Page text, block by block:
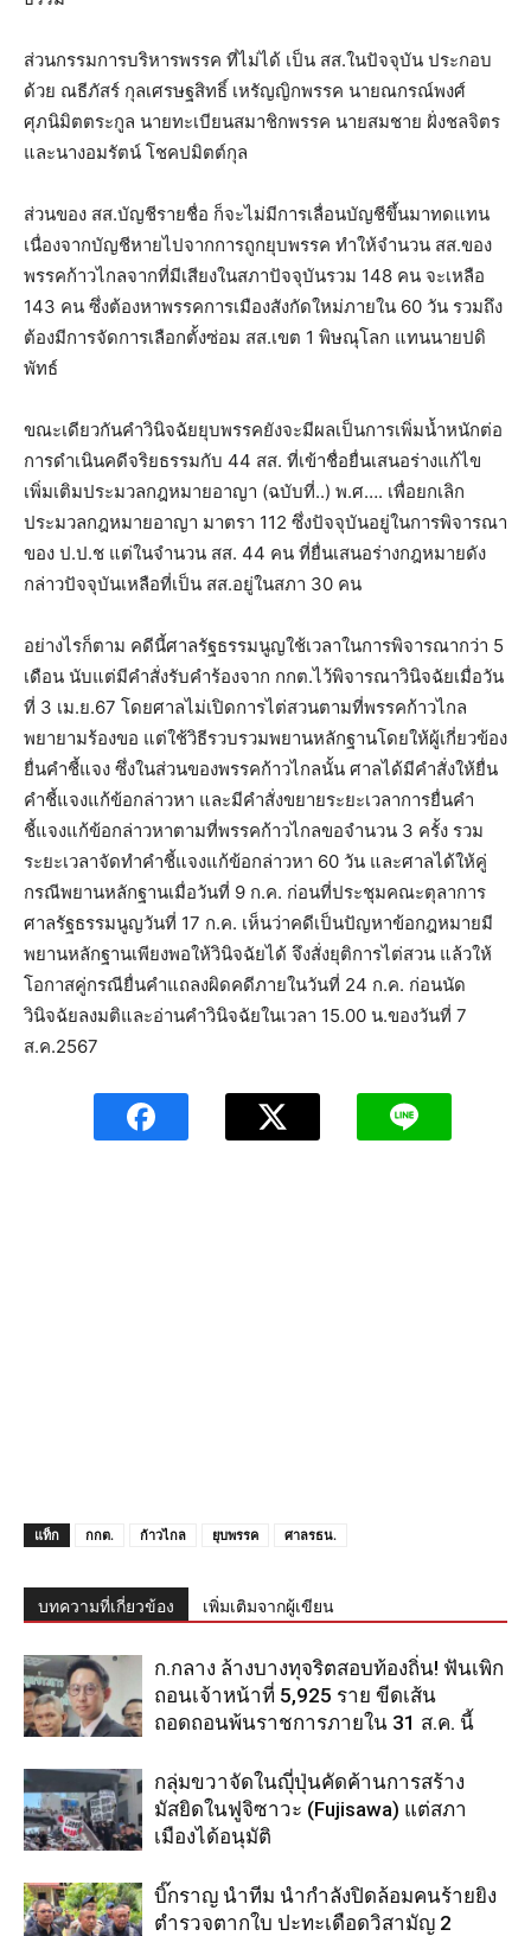
ส่วนกรรมการบริหารพรรค ที่ไม่ได้ เป็น สส.ในปัจจุบัน ประกอบ
ด้วย ณธีภัสร์ กุลเศรษฐสิทธิ์ เหรัญญิกพรรค นายณกรณ์พงศ์
ศุภนิมิตตระกูล นายทะเบียนสมาชิกพรรค นายสมชาย ฝั่งชลจิตร
และนางอมรัตน์ โชคปมิตต์กุล
ส่วนของ สส.บัญชีรายชื่อ ก็จะไม่มีการเลื่อนบัญชีขึ้นมาทดแทน
เนื่องจากบัญชีหายไปจากการถูกยุบพรรค ทำให้จำนวน สส.ของ
พรรคก้าวไกลจากที่มีเสียงในสภาปัจจุบันรวม 148 คน จะเหลือ
143 คน ซึ่งต้องหาพรรคการเมืองสังกัดใหม่ภายใน 60 วัน รวมถึง
ต้องมีการจัดการเลือกตั้งซ่อม สส.เขต 1 พิษณุโลก แทนนายปดิ
พัทธ์
ขณะเดียวกันคำวินิจฉัยยุบพรรคยังจะมีผลเป็นการเพิ่มน้ำหนักต่อ
การดำเนินคดีจริยธรรมกับ 44 สส. ที่เข้าชื่อยื่นเสนอร่างแก้ไข
เพิ่มเติมประมวลกฎหมายอาญา (ฉบับที่..) พ.ศ…. เพื่อยกเลิก
ประมวลกฎหมายอาญา มาตรา 112 ซึ่งปัจจุบันอยู่ในการพิจารณา
ของ ป.ป.ช แต่ในจำนวน สส. 44 คน ที่ยื่นเสนอร่างกฎหมายดัง
กล่าวปัจจุบันเหลือที่เป็น สส.อยู่ในสภา 30 คน
อย่างไรก็ตาม คดีนี้ศาลรัฐธรรมนูญใช้เวลาในการพิจารณากว่า 5
เดือน นับแต่มีคำสั่งรับคำร้องจาก กกต.ไว้พิจารณาวินิจฉัยเมื่อวัน
ที่ 3 เม.ย.67 โดยศาลไม่เปิดการไต่สวนตามที่พรรคก้าวไกล
พยายามร้องขอ แต่ใช้วิธีรวบรวมพยานหลักฐานโดยให้ผู้เกี่ยวข้อง
ยื่นคำชี้แจง ซึ่งในส่วนของพรรคก้าวไกลนั้น ศาลได้มีคำสั่งให้ยื่น
คำชี้แจงแก้ข้อกล่าวหา และมีคำสั่งขยายระยะเวลาการยื่นคำ
ชี้แจงแก้ข้อกล่าวหาตามที่พรรคก้าวไกลขอจำนวน 3 ครั้ง รวม
ระยะเวลาจัดทำคำชี้แจงแก้ข้อกล่าวหา 60 วัน และศาลได้ให้คู่
กรณีพยานหลักฐานเมื่อวันที่ 9 ก.ค. ก่อนที่ประชุมคณะตุลาการ
ศาลรัฐธรรมนูญวันที่ 17 ก.ค. เห็นว่าคดีเป็นปัญหาข้อกฎหมายมี
พยานหลักฐานเพียงพอให้วินิจฉัยได้ จึงสั่งยุติการไต่สวน แล้วให้
โอกาสคู่กรณียื่นคำแถลงผิดคดีภายในวันที่ 24 ก.ค. ก่อนนัด
วินิจฉัยลงมติและอ่านคำวินิจฉัยในเวลา 15.00 น.ของวันที่ 7
ส.ค.2567
แท็ก กกต. ก้าวไกล ยุบพรรค ศาลรธน.
บทความที่เกี่ยวข้อง เพิ่มเติมจากผู้เขียน
ก.กลาง ล้างบางทุจริตสอบท้องถิ่น! ฟันเพิก
ถอนเจ้าหน้าที่ 5,925 ราย ขีดเส้น
ถอดถอนพ้นราชการภายใน 31 ส.ค. นี้
กลุ่มขวาจัดในญุี่ปุ่นคัดค้านการสร้าง
มัสยิดในฟูจิซาวะ (Fujisawa) แต่สภา
เมืองได้อนุมัติ
บิ๊กราญ นำทีม นำกำลังปิดล้อมคนร้ายยิง
ตำรวจตากใบ ปะทะเดือดวิสามัญ 2